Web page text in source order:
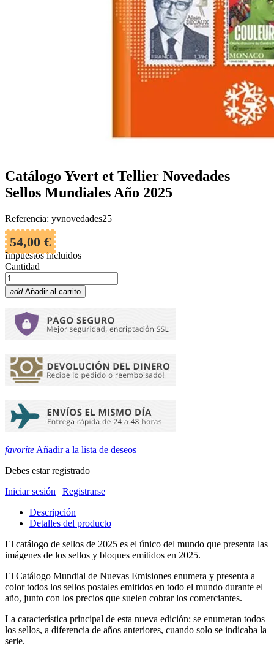
Catálogo Yvert et Tellier Novedades
Sellos Mundiales Año 2025
Referencia: yvnovedades25
54,00 €
Impuestos incluidos
Cantidad
add Añadir al carrito
favorite Añadir a la lista de deseos
Debes estar registrado
Iniciar sesión | Registrarse
Descripción
Detalles del producto
El catálogo de sellos de 2025 es el único del mundo que presenta las
imágenes de los sellos y bloques emitidos en 2025.
El Catálogo Mundial de Nuevas Emisiones enumera y presenta a
color todos los sellos postales emitidos en todo el mundo durante el
año, junto con los precios que suelen cobrar los comerciantes.
La característica principal de esta nueva edición: se enumeran todos
los sellos, a diferencia de años anteriores, cuando solo se indicaba la
serie.